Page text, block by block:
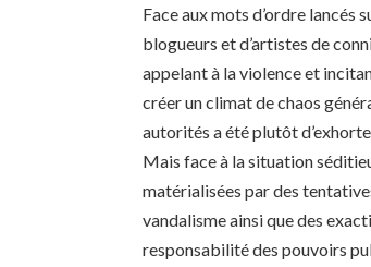
Face aux mots d’ordre lancés
blogueurs et d’artistes de
appelant à la violence et
créer un climat de chaos
autorités a été plutôt
Mais face à la situation
matérialisées par des
vandalisme ainsi que des
responsabilité des pouvoirs